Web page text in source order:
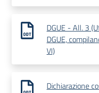
DGUE - All. 3
DGUE,
VI)
Dichiarazione